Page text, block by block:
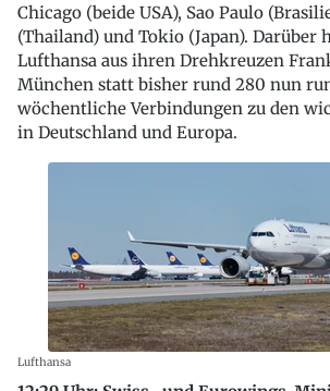
Chicago (beide USA), Sao Paulo
(Thailand) und Tokio (Japan). Darüber
Lufthansa aus ihren Drehkreuzen
München statt bisher rund 280 nun
wöchentliche Verbindungen zu den
in Deutschland und Europa.
Lufthansa